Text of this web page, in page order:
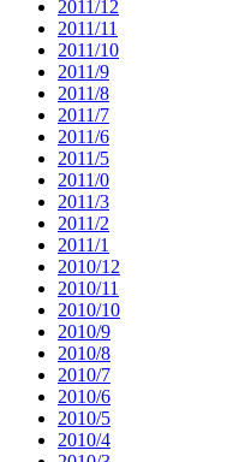
2011/12
2011/11
2011/10
2011/9
2011/8
2011/7
2011/6
2011/5
2011/0
2011/3
2011/2
2011/1
2010/12
2010/11
2010/10
2010/9
2010/8
2010/7
2010/6
2010/5
2010/4